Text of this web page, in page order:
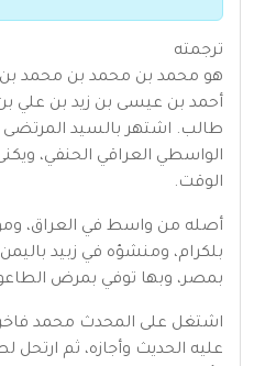
ترجمته
هو محمد بن محمد بن محمد بن
أحمد بن عيسى بن زيد بن علي
طالب. اشتهر بالسيد المرتضى
الواسطي العراقي الحنفي،
الوقت.
أصله من واسط في العراق،
بلكرام، ومنشؤه في زبيد
بمصر، وبها توفي بمرض الطاعون سنة
اشتغل على المحدث محمد
عليه الحديث وأجازه، ثم ارتحل